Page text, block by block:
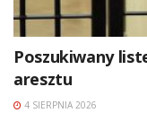
Poszukiwany
aresztu
4 SIERPNIA 2026